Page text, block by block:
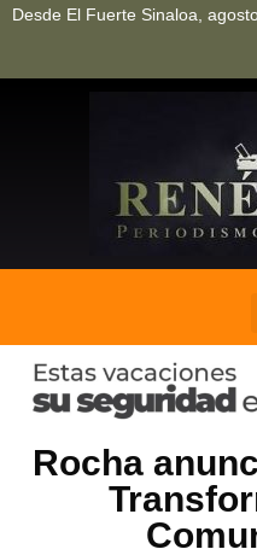
Desde El Fuerte Sinaloa,
Rocha